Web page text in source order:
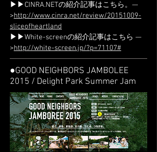
▶▶CINRA.NETの紹介記事はこちら。—
>http://www.cinra.net/review/20151009-
sliceofheartland
▶▶White-screenの紹介記事はこちら —
>http://white-screen.jp/?p=71107#
●GOOD NEIGHBORS JAMBOLEE
2015 / Delight Park Summer Jam